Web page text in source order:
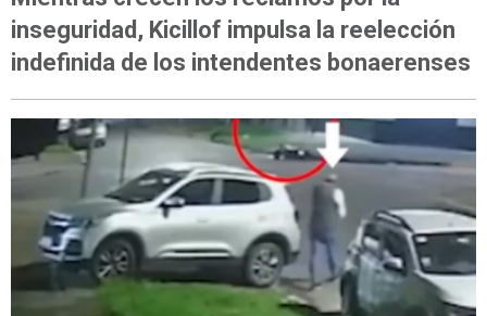
inseguridad, Kicillof impulsa la reelección
indefinida de los intendentes bonaerenses